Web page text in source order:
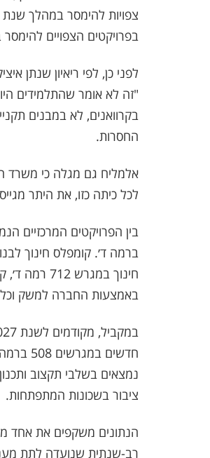
בפרויקטים הצפויים להימסר בשנת 2026 עומד על למעלה מ-165 מיליון
"זה לא אומר שהתלמידים
בקרוואנים, לא במבנים
החסרות.
לכל כיתה כזו, את היתר
באמצעות החברה למשק
נמצאים בשלבי תקצוב
ציבור בשכונות המתפתחות.
הנתונים משקפים את אחד
רב-שנתית שנועדה לתת